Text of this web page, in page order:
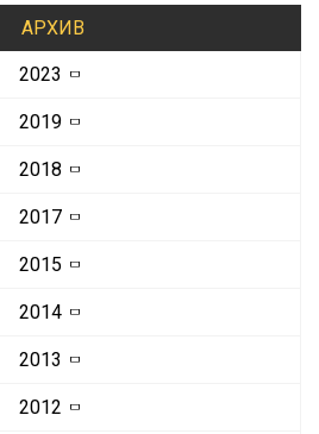
АРХИВ
2023
2019
2018
2017
2015
2014
2013
2012